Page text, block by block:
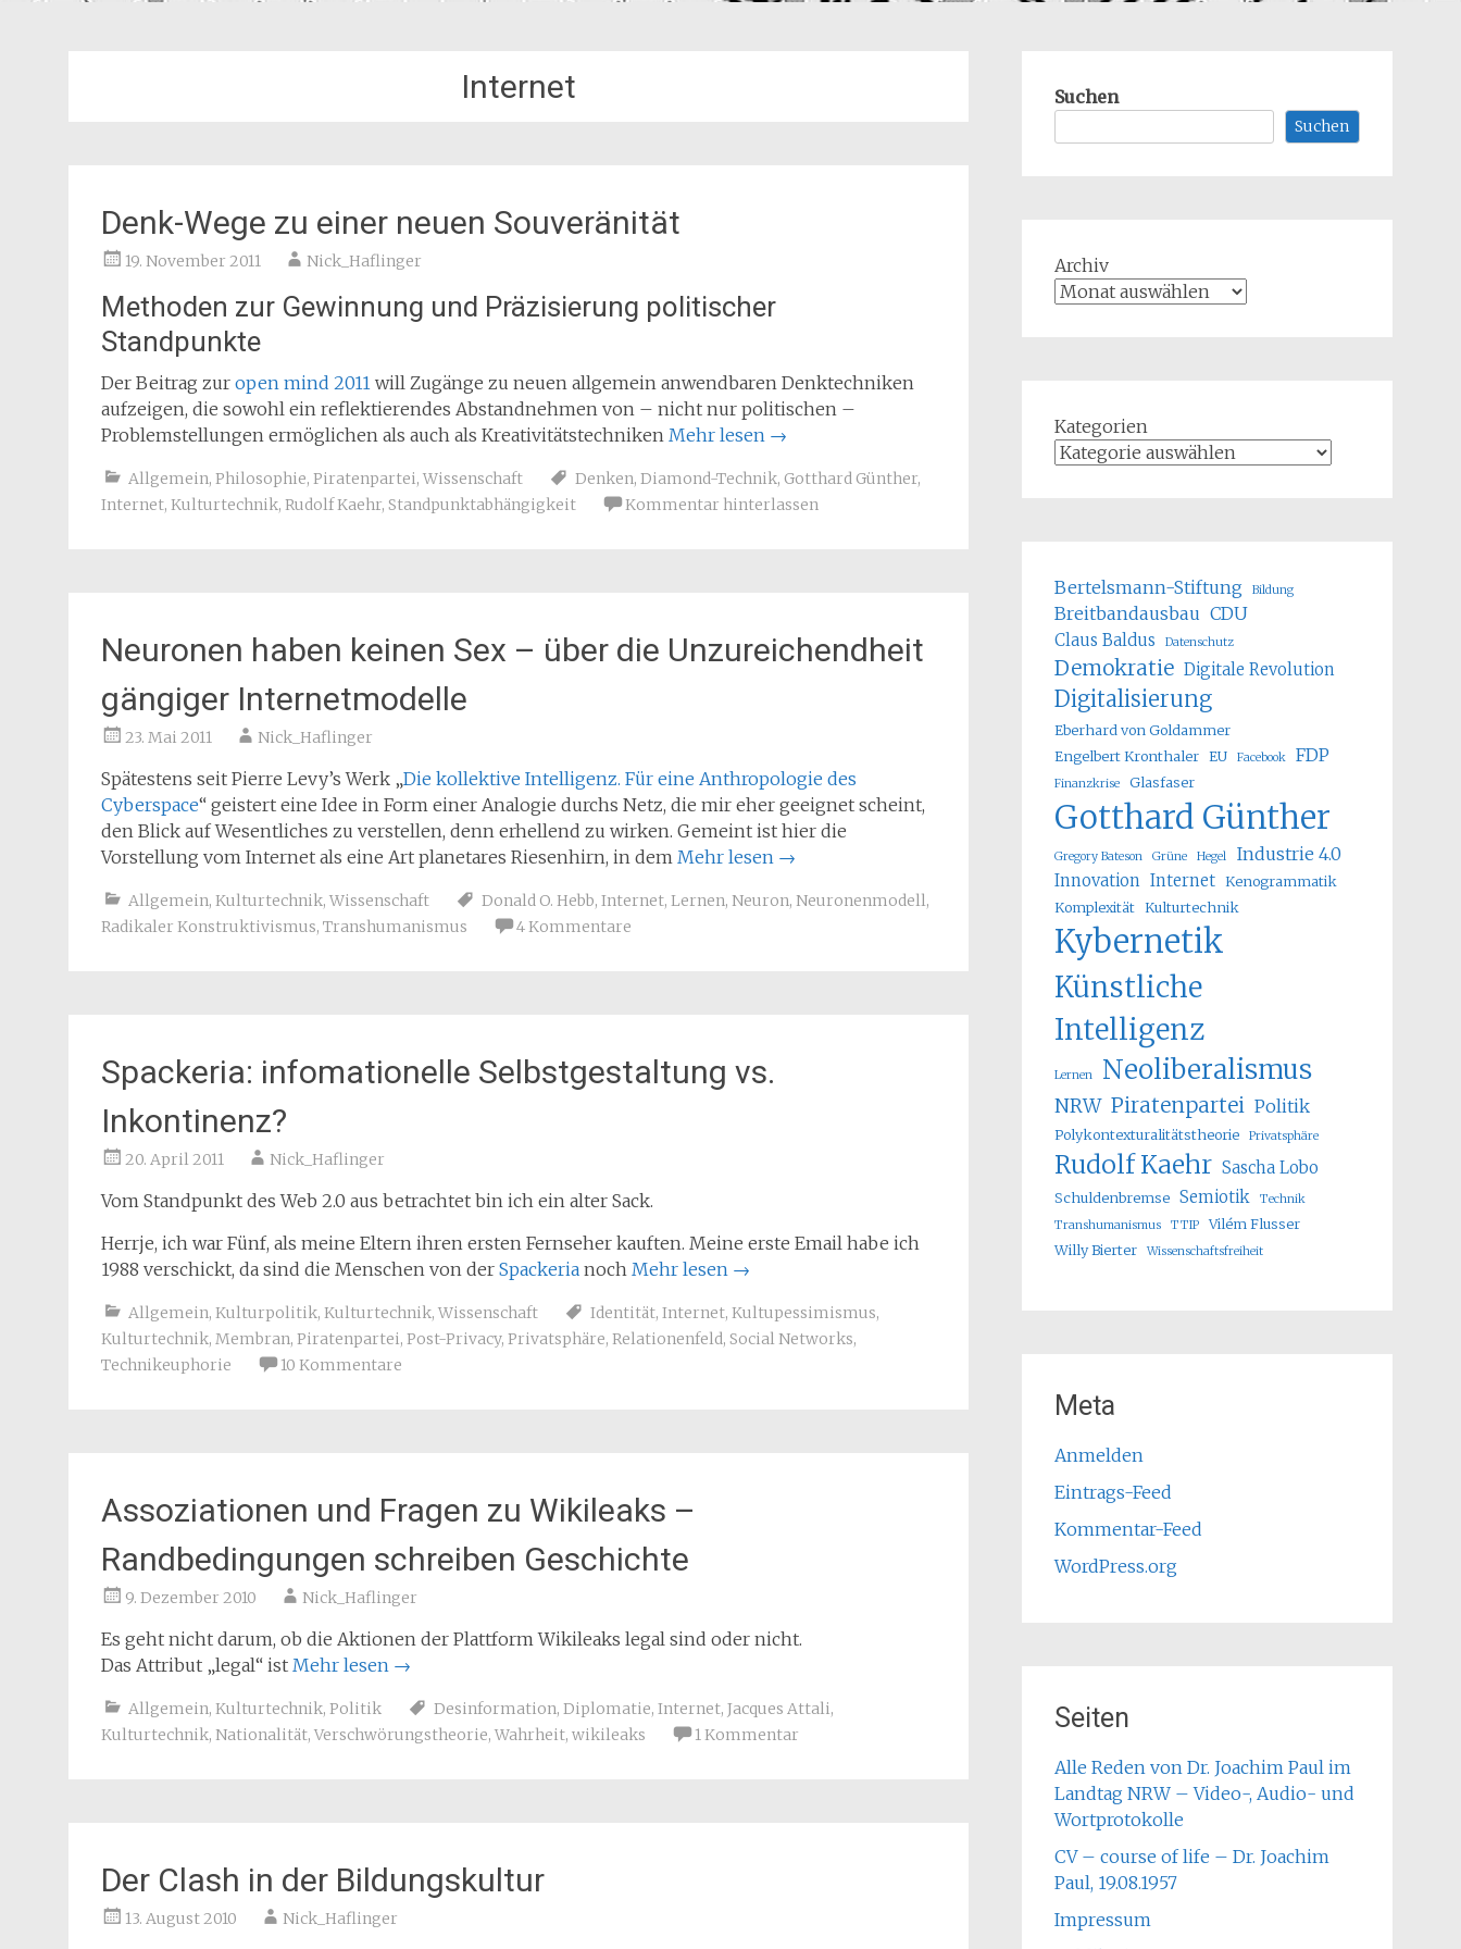
Internet
Denk-Wege zu einer neuen Souveränität
19. November 2011 Nick_Haflinger
Methoden zur Gewinnung und Präzisierung politischer
Standpunkte
Der Beitrag zur open mind 2011 will Zugänge zu neuen allgemein anwendbaren Denktechniken
aufzeigen, die sowohl ein reflektierendes Abstandnehmen von – nicht nur politischen –
Problemstellungen ermöglichen als auch als Kreativitätstechniken Mehr lesen →
Allgemein, Philosophie, Piratenpartei, Wissenschaft Denken, Diamond-Technik, Gotthard Günther,
Internet, Kulturtechnik, Rudolf Kaehr, Standpunktabhängigkeit Kommentar hinterlassen
Neuronen haben keinen Sex – über die Unzureichendheit
gängiger Internetmodelle
23. Mai 2011 Nick_Haflinger
Spätestens seit Pierre Levy’s Werk „Die kollektive Intelligenz. Für eine Anthropologie des
Cyberspace“ geistert eine Idee in Form einer Analogie durchs Netz, die mir eher geeignet scheint,
den Blick auf Wesentliches zu verstellen, denn erhellend zu wirken. Gemeint ist hier die
Vorstellung vom Internet als eine Art planetares Riesenhirn, in dem Mehr lesen →
Allgemein, Kulturtechnik, Wissenschaft Donald O. Hebb, Internet, Lernen, Neuron, Neuronenmodell,
Radikaler Konstruktivismus, Transhumanismus 4 Kommentare
Spackeria: infomationelle Selbstgestaltung vs.
Inkontinenz?
20. April 2011 Nick_Haflinger
Vom Standpunkt des Web 2.0 aus betrachtet bin ich ein alter Sack.
Herrje, ich war Fünf, als meine Eltern ihren ersten Fernseher kauften. Meine erste Email habe ich
1988 verschickt, da sind die Menschen von der Spackeria noch Mehr lesen →
Allgemein, Kulturpolitik, Kulturtechnik, Wissenschaft Identität, Internet, Kultupessimismus,
Kulturtechnik, Membran, Piratenpartei, Post-Privacy, Privatsphäre, Relationenfeld, Social Networks,
Technikeuphorie
10 Kommentare
Assoziationen und Fragen zu Wikileaks –
Randbedingungen schreiben Geschichte
9. Dezember 2010 Nick_Haflinger
Es geht nicht darum, ob die Aktionen der Plattform Wikileaks legal sind oder nicht.
Das Attribut „legal“ ist Mehr lesen →
Allgemein, Kulturtechnik, Politik Desinformation, Diplomatie, Internet, Jacques Attali,
Kulturtechnik, Nationalität, Verschwörungstheorie, Wahrheit, wikileaks 1 Kommentar
Der Clash in der Bildungskultur
13. August 2010 Nick_Haflinger
Suchen
Suchen
Archiv
Kategorien
Bertelsmann-Stiftung Bildung
Breitbandausbau CDU
Claus Baldus Datenschutz
Demokratie Digitale Revolution
Digitalisierung
Eberhard von Goldammer
Engelbert Kronthaler EU Facebook FDP
Finanzkrise Glasfaser
Gotthard Günther
Gregory Bateson Grüne Hegel Industrie 4.0
Innovation Internet Kenogrammatik
Komplexität Kulturtechnik
Kybernetik
Künstliche
Intelligenz
Lernen Neoliberalismus
NRW Piratenpartei Politik
Polykontexturalitätstheorie Privatsphäre
Rudolf Kaehr Sascha Lobo
Schuldenbremse Semiotik
Technik
Transhumanismus
TTIP
Vilém Flusser
Willy Bierter
Wissenschaftsfreiheit
Meta
Anmelden
Eintrags-Feed
Kommentar-Feed
WordPress.org
Seiten
Alle Reden von Dr. Joachim Paul im
Landtag NRW – Video-, Audio- und
Wortprotokolle
CV – course of life – Dr. Joachim
Paul, 19.08.1957
Impressum